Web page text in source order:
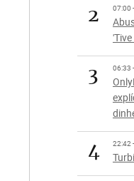
2 07:00
3 06:33
4 22:42